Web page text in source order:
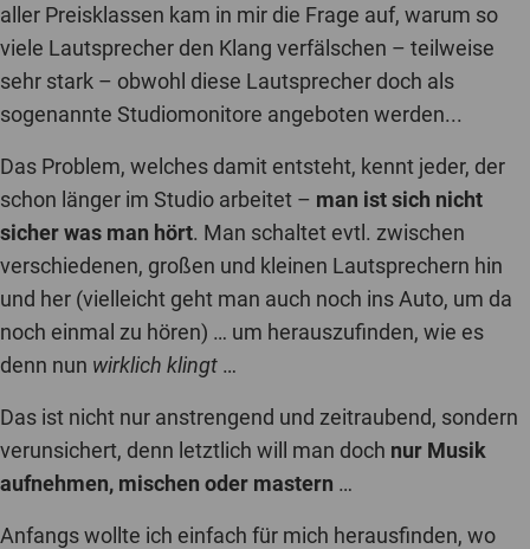
aller Preisklassen kam in mir die Frage auf, warum so
viele Lautsprecher den Klang verfälschen – teilweise
sehr stark – obwohl diese Lautsprecher doch als
sogenannte Studiomonitore angeboten werden...
Das Problem, welches damit entsteht, kennt jeder, der
schon länger im Studio arbeitet – man ist sich nicht
sicher was man hört. Man schaltet evtl. zwischen
verschiedenen, großen und kleinen Lautsprechern hin
und her (vielleicht geht man auch noch ins Auto, um da
noch einmal zu hören) … um herauszufinden, wie es
denn nun wirklich klingt …
Das ist nicht nur anstrengend und zeitraubend, sondern
verunsichert, denn letztlich will man doch nur Musik
aufnehmen, mischen oder mastern …
Anfangs wollte ich einfach für mich herausfinden, wo